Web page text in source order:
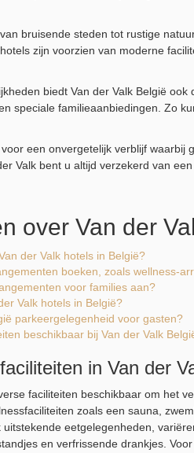
bruisende steden tot rustige
zijn voorzien van moderne
biedt Van der Valk België
speciale familieaanbiedingen. Zo
een onvergetelijk verblijf waarbij
Valk bent u altijd verzekerd van
over Van der
der Valk hotels in België?
boeken, zoals wellness-
voor families aan?
Valk hotels in België?
parkeergelegenheid voor gasten?
beschikbaar bij Van der Valk
in Van der
faciliteiten beschikbaar om het
zoals een sauna,
eetgelegenheden,
en verfrissende drankjes.